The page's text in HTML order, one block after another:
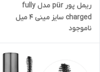
ریمل پور pür مدل fully
charged سایز مینی ۴ میل
(اصل)
ناموجود